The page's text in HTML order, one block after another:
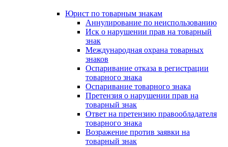
Юрист по товарным знакам
Аннулирование по неиспользованию
Иск о нарушении прав на товарный
знак
Международная охрана товарных
знаков
Оспаривание отказа в регистрации
товарного знака
Оспаривание товарного знака
Претензия о нарушении прав на
товарный знак
Ответ на претензию правообладателя
товарного знака
Возражение против заявки на
товарный знак